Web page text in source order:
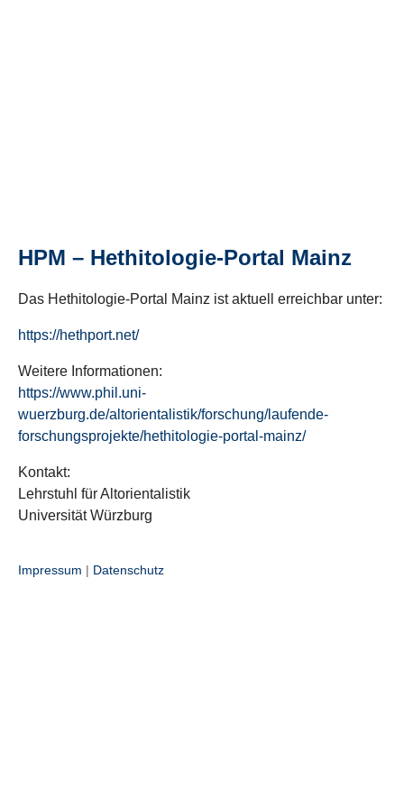
HPM – Hethitologie-Portal Mainz
Das Hethitologie-Portal Mainz ist aktuell erreichbar unter:
https://hethport.net/
Weitere Informationen:
https://www.phil.uni-
wuerzburg.de/altorientalistik/forschung/laufende-
forschungsprojekte/hethitologie-portal-mainz/
Kontakt:
Lehrstuhl für Altorientalistik
Universität Würzburg
Impressum | Datenschutz